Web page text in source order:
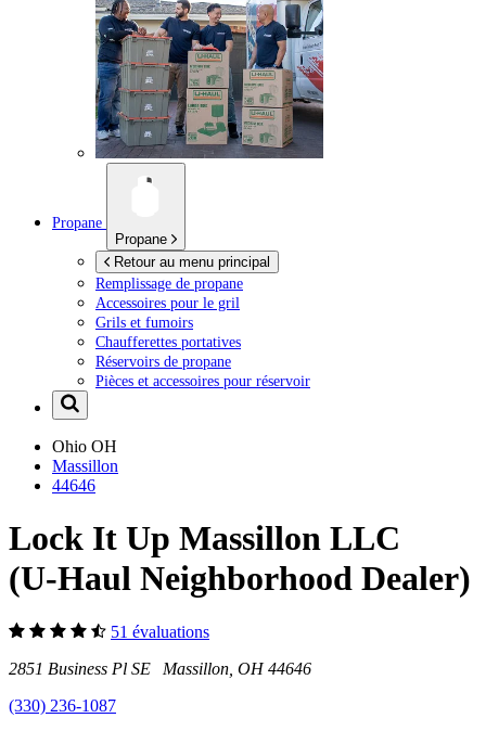
Propane
Propane
Retour au menu principal
Remplissage de propane
Accessoires pour le gril
Grils et fumoirs
Chaufferettes portatives
Réservoirs de propane
Pièces et accessoires pour réservoir
Ohio OH
Massillon
44646
Lock It Up Massillon LLC
(U-Haul Neighborhood Dealer)
51 évaluations
2851 Business Pl SE Massillon, OH 44646
(330) 236-1087